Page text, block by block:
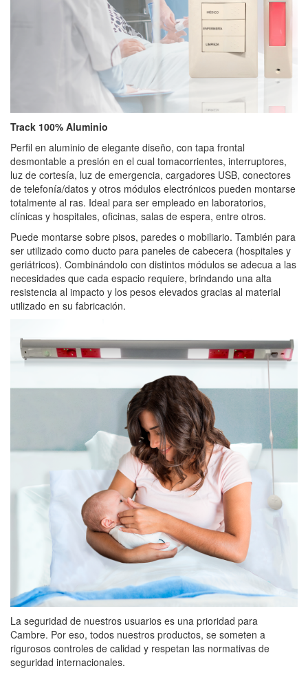
Track 100% Aluminio
Perfil en aluminio de elegante diseño, con tapa frontal
desmontable a presión en el cual tomacorrientes, interruptores,
luz de cortesía, luz de emergencia, cargadores USB, conectores
de telefonía/datos y otros módulos electrónicos pueden montarse
totalmente al ras. Ideal para ser empleado en laboratorios,
clínicas y hospitales, oficinas, salas de espera, entre otros.
Puede montarse sobre pisos, paredes o mobiliario. También para
ser utilizado como ducto para paneles de cabecera (hospitales y
geriátricos). Combinándolo con distintos módulos se adecua a las
necesidades que cada espacio requiere, brindando una alta
resistencia al impacto y los pesos elevados gracias al material
utilizado en su fabricación.
La seguridad de nuestros usuarios es una prioridad para
Cambre. Por eso, todos nuestros productos, se someten a
rigurosos controles de calidad y respetan las normativas de
seguridad internacionales.